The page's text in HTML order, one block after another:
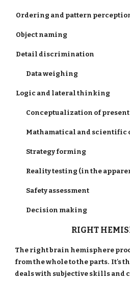
Ordering and pattern
Object naming
Detail discrimination
Data weighing
Logic and lateral thinking
Conceptualization of present
Mathamatical and scientific
Strategy forming
Reality testing (in the
Safety assessment
Decision making
RIGHT
The right brain hemisphere
from the whole to the parts. It's
deals with subjective skills and